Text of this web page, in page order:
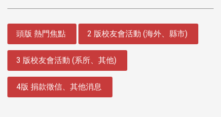
頭版 熱門焦點 2 版校友會活動 (海外、縣市)
3 版校友會活動 (系所、其他)
4版 捐款徵信、其他消息